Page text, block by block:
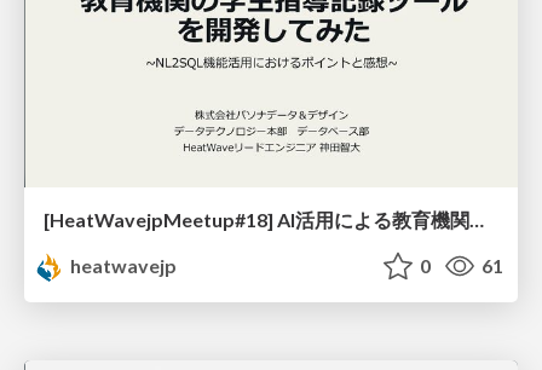
[HeatWavejpMeetup#18] AI活用による教育機関の学生指導記録ツールを開発してみた [神田 智大 氏 (株式会社パソナデータ＆デザイン)]
heatwavejp
0 61